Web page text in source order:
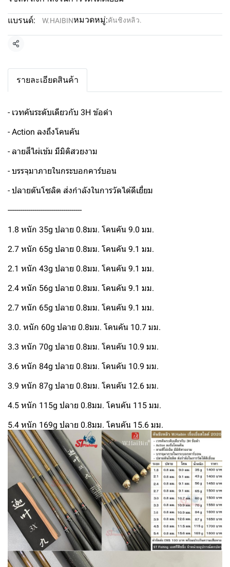
แบรนด์: W.HAIBINหมวดหมู่:คันชิงหลิว.
แชร์
รายละเอียดสินค้า
- เวทคันระดับเดียวกับ 3H ข้อดำ
- Action ลงถึงโคนคัน
- ลายสีไผ่เข้ม มีมิติสวยงาม
- บรรจุมาภายในกระบอกคาร์บอน
- ปลายตันโซลิต ส่งกำลังในการวัดได้ดีเยี่ยม
------------------------------------
1.8 หนัก 35g ปลาย 0.8มม. โคนคัน 9.0 มม.
2.7 หนัก 65g ปลาย 0.8มม. โคนคัน 9.1 มม.
2.1 หนัก 43g ปลาย 0.8มม. โคนคัน 9.1 มม.
2.4 หนัก 56g ปลาย 0.8มม. โคนคัน 9.1 มม.
2.7 หนัก 65g ปลาย 0.8มม. โคนคัน 9.1 มม.
3.0. หนัก 60g ปลาย 0.8มม. โคนคัน 10.7 มม.
3.3 หนัก 70g ปลาย 0.8มม. โคนคัน 10.9 มม.
3.6 หนัก 84g ปลาย 0.8มม. โคนคัน 10.9 มม.
3.9 หนัก 87g ปลาย 0.8มม. โคนคัน 12.6 มม.
4.5 หนัก 115g ปลาย 0.8มม. โคนคัน 115 มม.
5.4 หนัก 169g ปลาย 0.8มม. โคนคัน 15.6 มม.